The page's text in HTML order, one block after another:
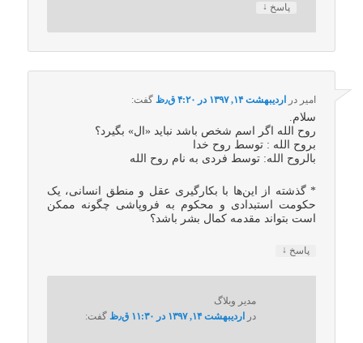
پاسخ ↓
امیر در اردیبهشت ۱۴, ۱۳۹۷ در ۴:۲۰ ق٫ظ گفت:
سلام.
روح الله اگر اسم شخص باشد نباید «ال» بگیرد؟
بروح الله : توسط روح خدا
بالروح‌ الله: توسط فردی به نام روح الله
* گذشته از این‌ها با بکارگیری عقل و منطق انسانی، یک
حکومت استبدادی و محکوم به فروپاشی چگونه ممکن
است بتواند مقدمه کمال بشر باشد؟
پاسخ ↓
مدیر وبلاگ
در
اردیبهشت ۱۴, ۱۳۹۷ در ۱۱:۳۰ ق٫ظ گفت: